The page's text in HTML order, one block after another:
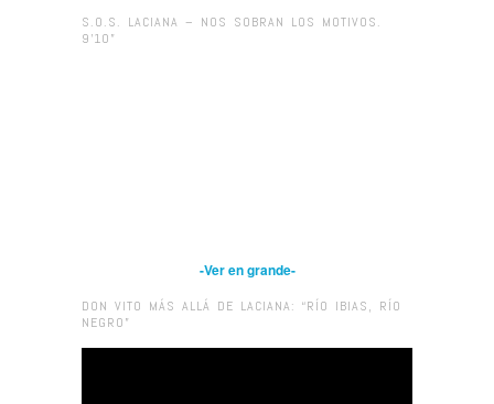
S.O.S. LACIANA – NOS SOBRAN LOS MOTIVOS.
9’10”
-Ver en grande-
DON VITO MÁS ALLÁ DE LACIANA: “RÍO IBIAS, RÍO
NEGRO”